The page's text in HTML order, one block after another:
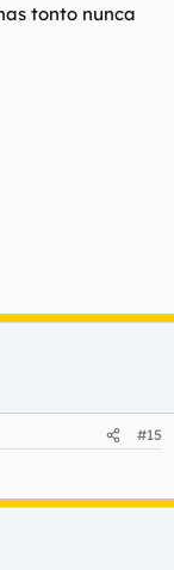
tonto nunca
#15